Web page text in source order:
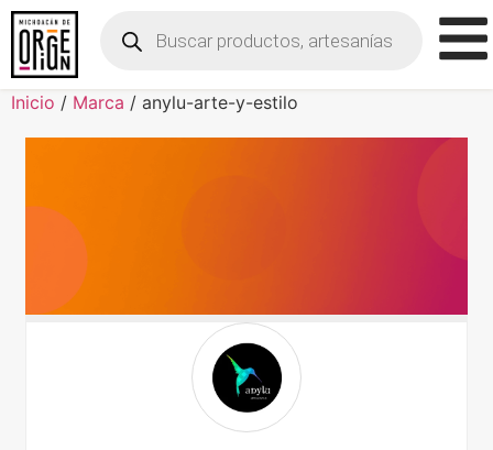
Inicio / Marca / anylu-arte-y-estilo